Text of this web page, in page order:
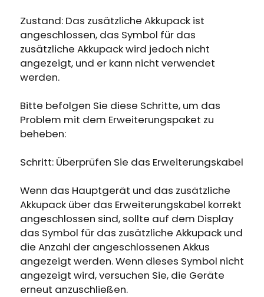
Zustand: Das zusätzliche Akkupack ist
angeschlossen, das Symbol für das
zusätzliche Akkupack wird jedoch nicht
angezeigt, und er kann nicht verwendet
werden.
Bitte befolgen Sie diese Schritte, um das
Problem mit dem Erweiterungspaket zu
beheben:
Schritt: Überprüfen Sie das Erweiterungskabel
Wenn das Hauptgerät und das zusätzliche
Akkupack über das Erweiterungskabel korrekt
angeschlossen sind, sollte auf dem Display
das Symbol für das zusätzliche Akkupack und
die Anzahl der angeschlossenen Akkus
angezeigt werden. Wenn dieses Symbol nicht
angezeigt wird, versuchen Sie, die Geräte
erneut anzuschließen.